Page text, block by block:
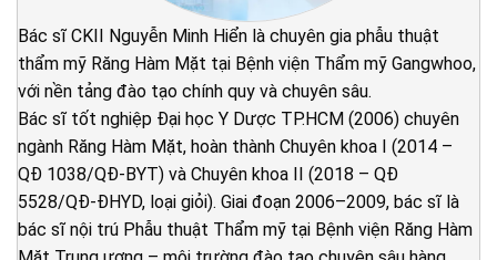
Bác sĩ CKII Nguyễn Minh Hiển là chuyên gia phẫu thuật
thẩm mỹ Răng Hàm Mặt tại Bệnh viện Thẩm mỹ Gangwhoo,
với nền tảng đào tạo chính quy và chuyên sâu.
Bác sĩ tốt nghiệp Đại học Y Dược TP.HCM (2006) chuyên
ngành Răng Hàm Mặt, hoàn thành Chuyên khoa I (2014 –
QĐ 1038/QĐ-BYT) và Chuyên khoa II (2018 – QĐ
5528/QĐ-ĐHYD, loại giỏi). Giai đoạn 2006–2009, bác sĩ là
bác sĩ nội trú Phẫu thuật Thẩm mỹ tại Bệnh viện Răng Hàm